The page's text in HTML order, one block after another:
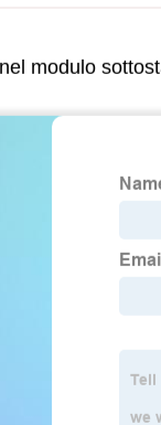
modulo